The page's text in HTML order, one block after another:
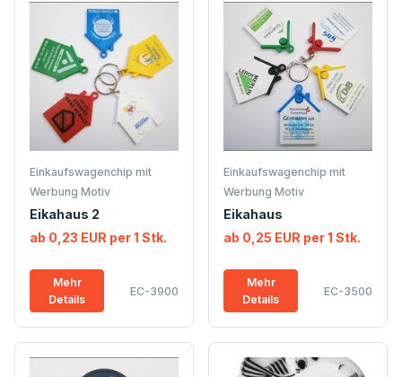
Einkaufswagenchip mit
Werbung Motiv
Eikahaus 2
ab 0,23 EUR per 1 Stk.
Mehr
Details
EC-3900
Einkaufswagenchip mit
Werbung Motiv
Eikahaus
ab 0,25 EUR per 1 Stk.
Mehr
Details
EC-3500